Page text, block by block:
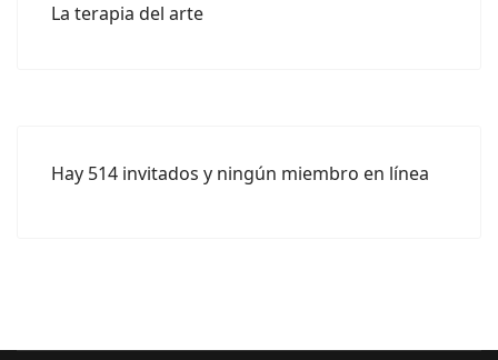
La terapia del arte
Hay 514 invitados y ningún miembro en línea